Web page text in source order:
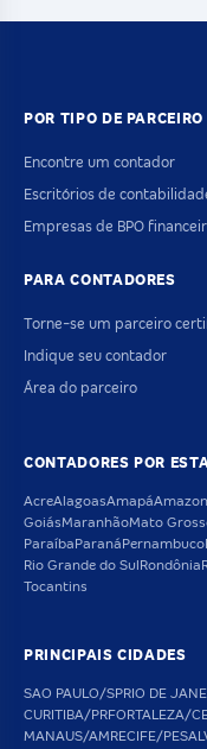
POR TIPO DE PARCEIRO
Encontre um contador
Escritórios de
Empresas de BPO
PARA CONTADORES
Torne-se um parceiro
Indique seu contador
Área do parceiro
CONTADORES POR
AcreAlagoasAmapá
GoiásMaranhãoMato
ParaíbaParanáPernambuco
Rio Grande do SulRondônia
Tocantins
PRINCIPAIS CIDADES
SAO PAULO/SPRIO DE
CURITIBA/PRFORTALEZA/
MANAUS/AMRECIFE/PE